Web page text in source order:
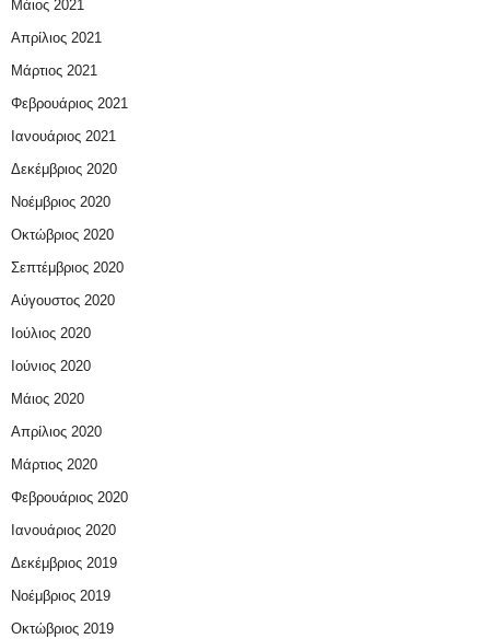
Μάιος 2021
Απρίλιος 2021
Μάρτιος 2021
Φεβρουάριος 2021
Ιανουάριος 2021
Δεκέμβριος 2020
Νοέμβριος 2020
Οκτώβριος 2020
Σεπτέμβριος 2020
Αύγουστος 2020
Ιούλιος 2020
Ιούνιος 2020
Μάιος 2020
Απρίλιος 2020
Μάρτιος 2020
Φεβρουάριος 2020
Ιανουάριος 2020
Δεκέμβριος 2019
Νοέμβριος 2019
Οκτώβριος 2019